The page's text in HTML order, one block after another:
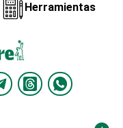
Herramientas